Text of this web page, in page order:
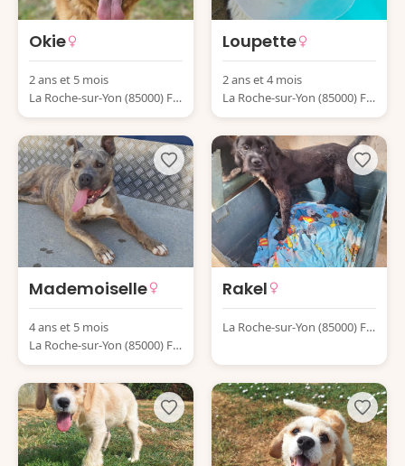
Okie
2 ans et 5 mois
La Roche-sur-Yon (85000) Fr
ance
Loupette
2 ans et 4 mois
La Roche-sur-Yon (85000) Fr
ance
Mademoiselle
4 ans et 5 mois
La Roche-sur-Yon (85000) Fr
ance
Rakel
La Roche-sur-Yon (85000) Fr